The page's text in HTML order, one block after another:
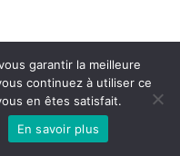
garantir la meilleure
continuez à utiliser ce
en êtes satisfait.
En savoir plus